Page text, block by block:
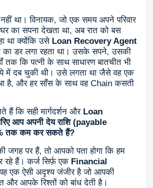
था। विनायक, जो एक समय अपने परिवार
का सपना देखता था, अब रात को बस
था क्योंकि उसेLoan Recovery Agent
डर लगा रहता था। उसके सपने, उसकी
तक कि पत्नी के साथ साधारण बातचीत भी
में दब चुकी थी। उसे लगता था जैसे वह एक
है, और हर साँस के साथ वह Chain कसती
हैं कि सही मार्गदर्शन और Loan
आप अपनी देय राशि (payable
तक कम कर सकते हैं?
जगह पर हैं, तो आपको पता होगा कि हम
रहे हैं। कर्ज सिर्फ़ एक Financial
एक ऐसी अदृश्य जंजीर है जो आपकी
आपके रिश्तों को बांध देती है।